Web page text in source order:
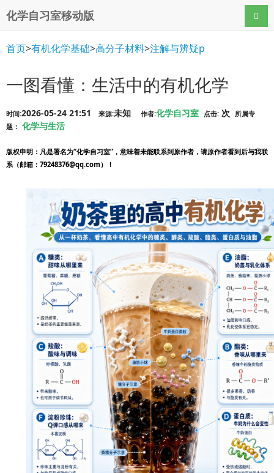
化学自习室移动版 导航
首页>有机化学基础>高分子材料>注解与辨疑p
一图看懂：生活中的有机化学
时间:2026-05-24 21:51 来源:未知 作者:化学自习室 点击: 次
所属专
题： 化学与生活
版权申明 ：凡是署名为“化学自习室”，意味着未能联系到原作者，请原作者看到后与我联
系（邮箱：79248376@qq.com）！